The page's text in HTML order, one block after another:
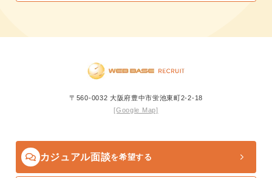
〒560-0032 大阪府豊中市蛍池東町2-2-18
[Google Map]
カジュアル面談を希望する